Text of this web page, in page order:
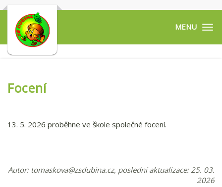
Focení
13. 5. 2026 proběhne ve škole společné focení.
Autor: tomaskova@zsdubina.cz, poslední aktualizace: 25. 03.
2026